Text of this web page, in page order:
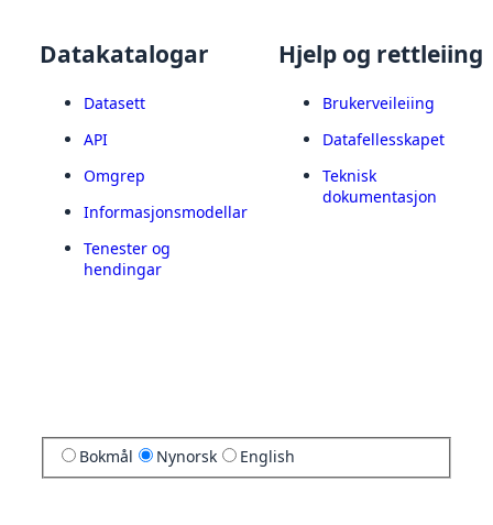
Datakatalogar
Datasett
API
Omgrep
Informasjonsmodellar
Tenester og
hendingar
Hjelp og rettleiing
Brukerveileiing
Datafellesskapet
Teknisk
dokumentasjon
Bokmål Nynorsk English